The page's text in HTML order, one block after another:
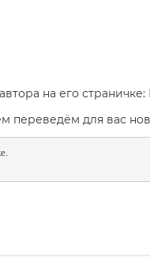
на его страничке:
переведём для вас